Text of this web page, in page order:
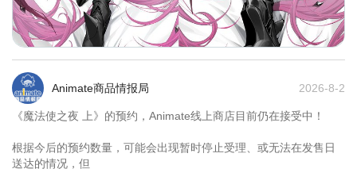
Animate商品情报局 2026-8-2
《魔法使之夜 上》的预约，Animate线上商店目前仍在接受中！
根据今后的预约数量，可能会出现暂时停止受理、或无法在发售日
送达的情况，但